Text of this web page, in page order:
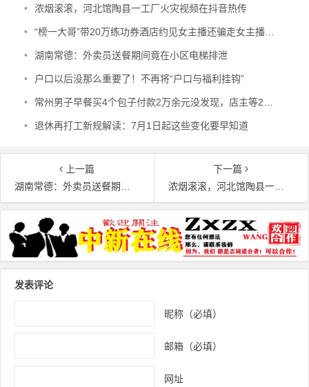
• 浓烟滚滚，河北馆陶县一工厂火灾视频在抖音热传
• “榜一大哥”带20万练功券酒店约见女主播还骗走女主播1万元
• 湖南常德：外卖员送餐期间竟在小区电梯排泄
• 户口以后没那么重要了！不再将“户口与福利挂钩”
• 常州男子早餐买4个包子付款2万余元没发现，店主等20天后报警寻人
• 退休再打工新规解读：7月1日起这些变化要早知道
上一篇
湖南常德：外卖员送餐期间竟在小区电梯排泄
下一篇
浓烟滚滚，河北馆陶县一工厂火灾视频在抖音热传
发表评论
昵称（必填）
邮箱（必填）
网址